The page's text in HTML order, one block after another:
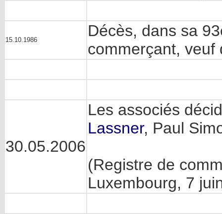
15.10.1986
Décès, dans sa
commerçant, veuf
30.05.2006
Les associés
Lassner, Paul
(Registre de
Luxembourg, 7